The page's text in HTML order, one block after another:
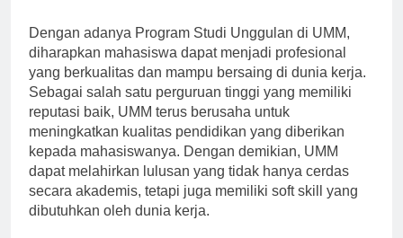
Dengan adanya Program Studi Unggulan di UMM,
diharapkan mahasiswa dapat menjadi profesional
yang berkualitas dan mampu bersaing di dunia kerja.
Sebagai salah satu perguruan tinggi yang memiliki
reputasi baik, UMM terus berusaha untuk
meningkatkan kualitas pendidikan yang diberikan
kepada mahasiswanya. Dengan demikian, UMM
dapat melahirkan lulusan yang tidak hanya cerdas
secara akademis, tetapi juga memiliki soft skill yang
dibutuhkan oleh dunia kerja.